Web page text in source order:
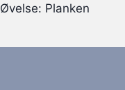
Øvelse: Planken